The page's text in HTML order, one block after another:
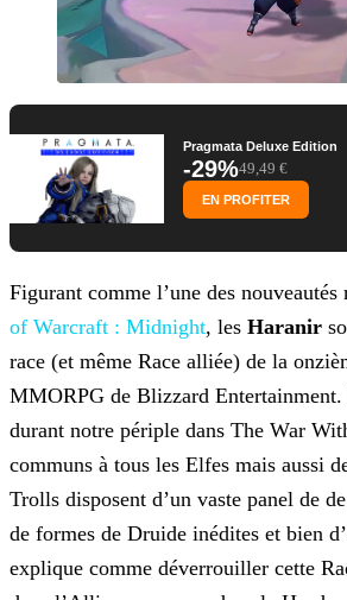
Pragmata Deluxe Edition
-29%49,49 €
EN PROFITER
Figurant comme l’une des nouveautés
of Warcraft : Midnight, les Haranir
race (et même Race alliée) de la
MMORPG de Blizzard Entertainment.
durant notre périple dans The War
communs à tous les Elfes mais aussi
Trolls disposent d’un vaste panel de
de formes de Druide inédites et bien
explique comme déverrouiller cette